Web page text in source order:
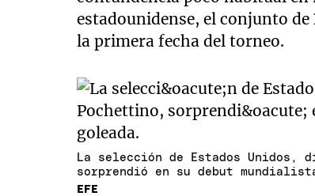
estadounidense, el conjunto de
la primera fecha del torneo.
La selección de Estados
sorprendió en su debut
EFE